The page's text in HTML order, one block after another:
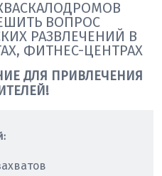
ВОПРОС
РАЗВЛЕЧЕНИЙ В
ФИТНЕС-ЦЕНТРАХ
ДЛЯ ПРИВЛЕЧЕНИЯ